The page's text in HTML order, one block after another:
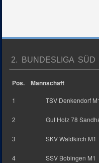
2. BUNDESLIGA SÜD
Pos. Mannschaft
1 TSV Denkendorf M1
2 Gut Holz 78
3 SKV Waldkirch M1
4 SSV Bobingen M1